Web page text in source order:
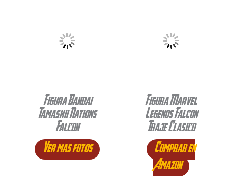
Figura Bandai
Tamashii Nations
Falcon
Ver mas fotos
Figura Marvel
Legends Falcon
Traje Clasico
Comprar en
Amazon